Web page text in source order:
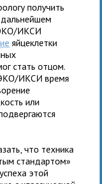
получить
ЭКО/ИКСИ
яйцеклетки
стать отцом.
ИКСИ время
или
что техника
стандартом»
этой